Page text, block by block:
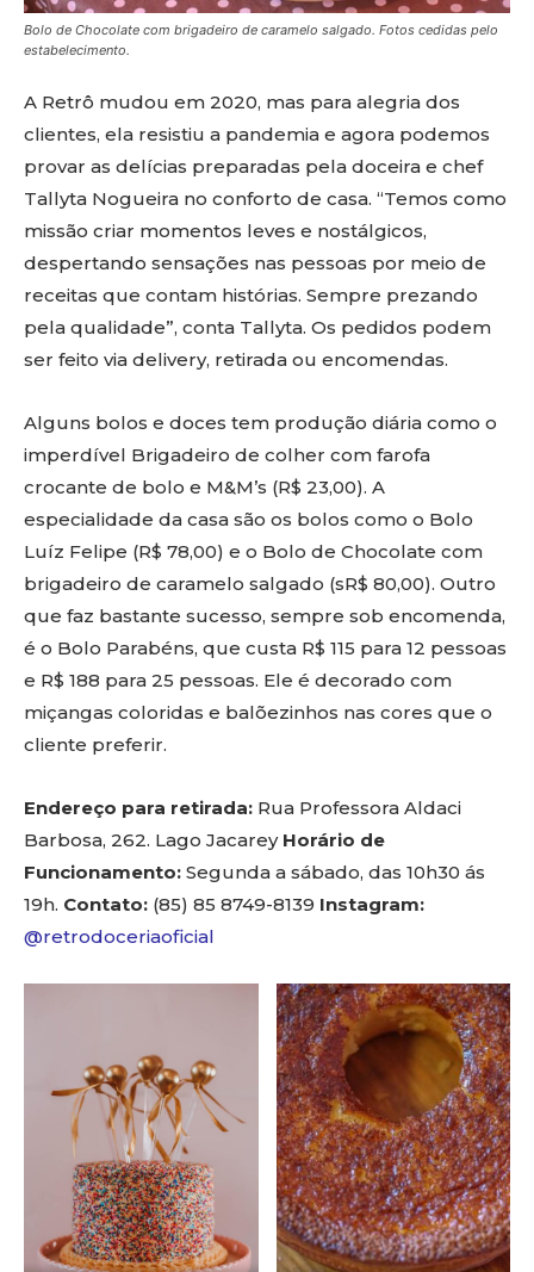
Bolo de Chocolate com brigadeiro de caramelo salgado. Fotos cedidas pelo
estabelecimento.
A Retrô mudou em 2020, mas para alegria dos
clientes, ela resistiu a pandemia e agora podemos
provar as delícias preparadas pela doceira e chef
Tallyta Nogueira no conforto de casa. “Temos como
missão criar momentos leves e nostálgicos,
despertando sensações nas pessoas por meio de
receitas que contam histórias. Sempre prezando
pela qualidade”, conta Tallyta. Os pedidos podem
ser feito via delivery, retirada ou encomendas.
Alguns bolos e doces tem produção diária como o
imperdível Brigadeiro de colher com farofa
crocante de bolo e M&M’s (R$ 23,00). A
especialidade da casa são os bolos como o Bolo
Luíz Felipe (R$ 78,00) e o Bolo de Chocolate com
brigadeiro de caramelo salgado (sR$ 80,00). Outro
que faz bastante sucesso, sempre sob encomenda,
é o Bolo Parabéns, que custa R$ 115 para 12 pessoas
e R$ 188 para 25 pessoas. Ele é decorado com
miçangas coloridas e balõezinhos nas cores que o
cliente preferir.
Endereço para retirada: Rua Professora Aldaci
Barbosa, 262. Lago Jacarey Horário de
Funcionamento: Segunda a sábado, das 10h30 ás
19h. Contato: (85) 85 8749-8139 Instagram:
@retrodoceriaoficial